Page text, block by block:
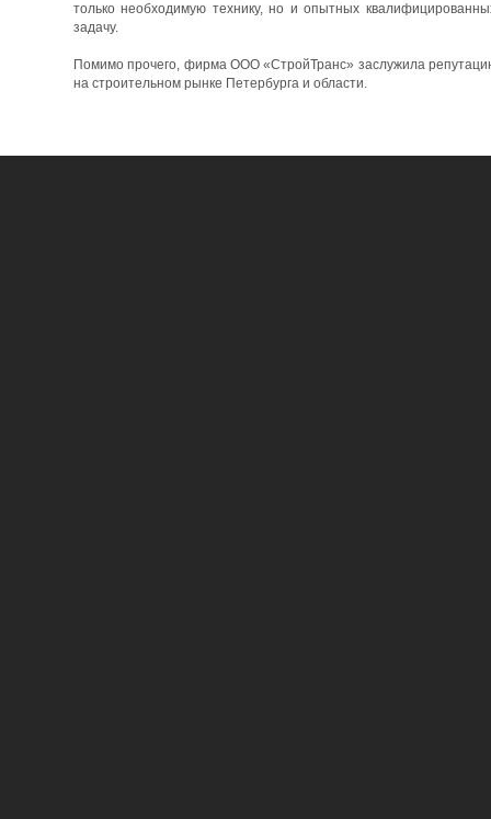
только необходимую технику, но и опытных
задачу.
Помимо прочего, фирма ООО «СтройТранс» заслужила
на строительном рынке Петербурга и области.